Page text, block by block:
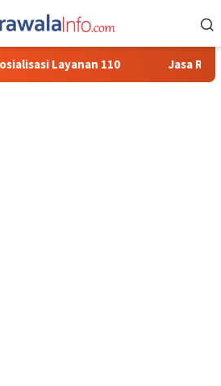
Jasa Raharja Serahkan Santunan